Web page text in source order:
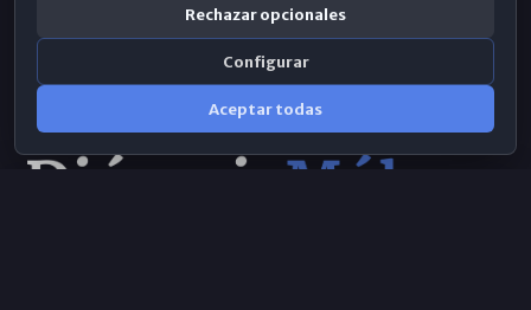
Rechazar opcionales
Configurar
Aceptar todas